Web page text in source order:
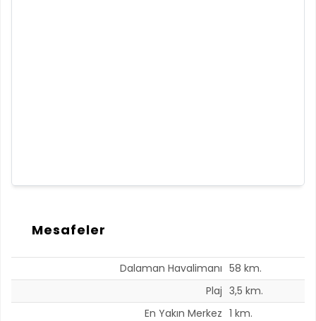
Mesafeler
Dalaman Havalimanı 58 km.
Plaj 3,5 km.
En Yakın Merkez 1 km.